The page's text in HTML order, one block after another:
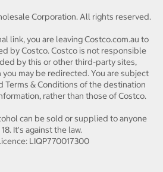
Corporation.All rights reserved.
link, you are leaving Costco.com.au to
by Costco. Costco is not responsible
by this or other third-party sites,
may be redirected. You are subject
Terms & Conditions of the destination
rather than those of Costco.
can be sold or supplied to anyone
It's against the law.
LIQP770017300